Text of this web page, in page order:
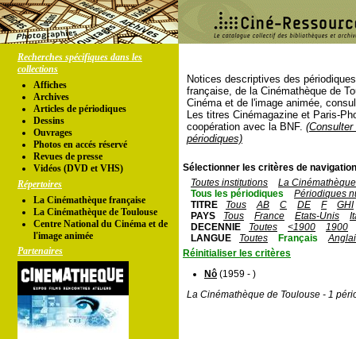
Recherches spécifiques dans les
collections
Affiches
Archives
Articles de périodiques
Dessins
Ouvrages
Photos en accés réservé
Revues de presse
Vidéos (DVD et VHS)
Répertoires
La Cinémathèque française
La Cinémathèque de Toulouse
Centre National du Cinéma et de
l'image animée
Partenaires
Notices descriptives des
française, de la Cinémathèque de
Cinéma et de l'image animée,
Les titres Cinémagazine et Paris-
coopération avec la BNF.
périodiques)
Sélectionner les critères de
Toutes institutions
La
Tous les périodiques
Périodiques
TITRE
Tous AB C DE F
GHI
PAYS
Tous France Etats-Unis
DECENNIE
Toutes <1900
1900
LANGUE
Toutes Français
Réinitialiser les critères
Nô (1959 - )
La Cinémathèque de Toulouse - 1